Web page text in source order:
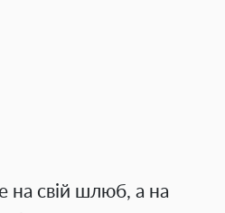
на свій шлюб, а на